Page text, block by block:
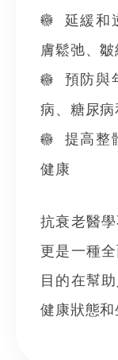
延緩和
膚鬆弛、
預防與
病、糖尿
提高整
健康
抗衰老醫
更是一種
目的在幫
健康狀態和